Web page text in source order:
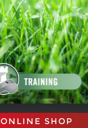
ONLINE SHOP